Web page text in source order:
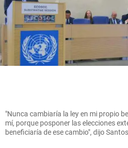
"Nunca cambiaría la ley en mi propio
mí, porque posponer las elecciones
beneficiaría de ese cambio", dijo